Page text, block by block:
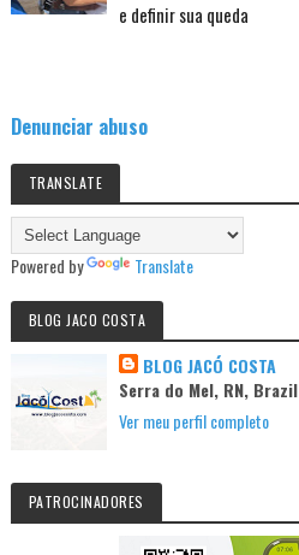
e definir sua queda
Denunciar abuso
TRANSLATE
Powered by Translate
BLOG JACO COSTA
BLOG JACÓ COSTA
Serra do Mel, RN, Brazil
Ver meu perfil completo
PATROCINADORES